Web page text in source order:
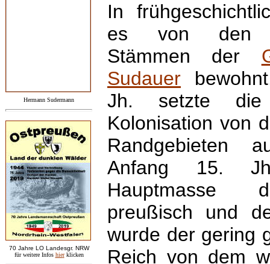
Hermann Sudermann
70 Jahre LO Landesgr. NRW
für weitere Infos hier klicken
In
es von den
Stämmen der
Sudauer
Jh. setzte die
Kolonisation von
Randgebieten
Anfang 15.
Hauptmasse
preußisch und
wurde der gering
Reich von dem